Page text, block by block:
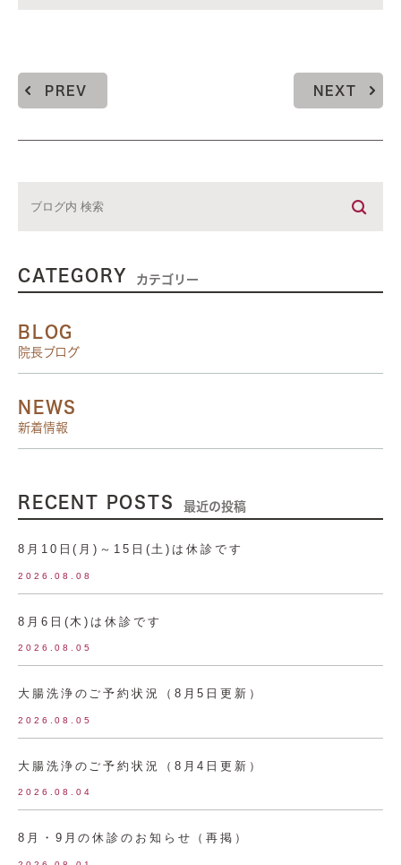
PREV NEXT
CATEGORY カテゴリー
BLOG
院長ブログ
NEWS
新着情報
RECENT POSTS 最近の投稿
8月10日(月)～15日(土)は休診です
2026.08.08
8月6日(木)は休診です
2026.08.05
大腸洗浄のご予約状況（8月5日更新）
2026.08.05
大腸洗浄のご予約状況（8月4日更新）
2026.08.04
8月・9月の休診のお知らせ（再掲）